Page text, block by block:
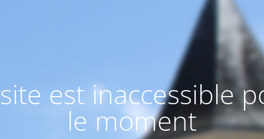
est inaccessible
le moment